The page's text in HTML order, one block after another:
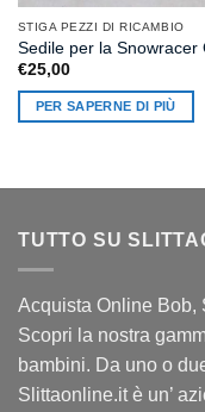
STIGA PEZZI DI RICAMBIO
Sedile per la Snowracer
€25,00
PER SAPERNE DI PIÙ
TUTTO SU
Acquista Online Bob,
Scopri la nostra
bambini. Da uno o
Slittaonline.it è un’